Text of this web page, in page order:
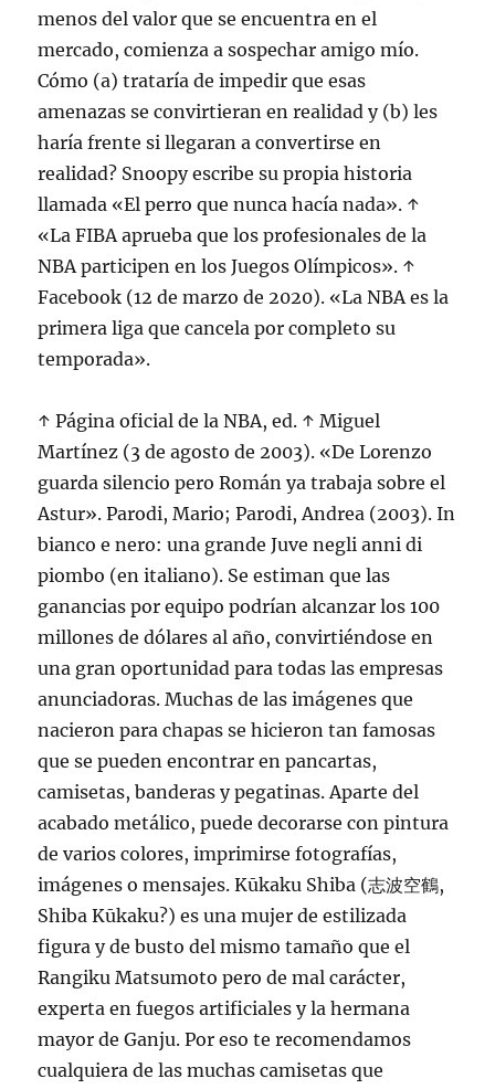
menos del valor que se encuentra en el
mercado, comienza a sospechar amigo mío.
Cómo (a) trataría de impedir que esas
amenazas se convirtieran en realidad y (b) les
haría frente si llegaran a convertirse en
realidad? Snoopy escribe su propia historia
llamada «El perro que nunca hacía nada». ↑
«La FIBA aprueba que los profesionales de la
NBA participen en los Juegos Olímpicos». ↑
Facebook (12 de marzo de 2020). «La NBA es la
primera liga que cancela por completo su
temporada».
↑ Página oficial de la NBA, ed. ↑ Miguel
Martínez (3 de agosto de 2003). «De Lorenzo
guarda silencio pero Román ya trabaja sobre el
Astur». Parodi, Mario; Parodi, Andrea (2003). In
bianco e nero: una grande Juve negli anni di
piombo (en italiano). Se estiman que las
ganancias por equipo podrían alcanzar los 100
millones de dólares al año, convirtiéndose en
una gran oportunidad para todas las empresas
anunciadoras. Muchas de las imágenes que
nacieron para chapas se hicieron tan famosas
que se pueden encontrar en pancartas,
camisetas, banderas y pegatinas. Aparte del
acabado metálico, puede decorarse con pintura
de varios colores, imprimirse fotografías,
imágenes o mensajes. Kūkaku Shiba (志波空鶴,
Shiba Kūkaku?) es una mujer de estilizada
figura y de busto del mismo tamaño que el
Rangiku Matsumoto pero de mal carácter,
experta en fuegos artificiales y la hermana
mayor de Ganju. Por eso te recomendamos
cualquiera de las muchas camisetas que